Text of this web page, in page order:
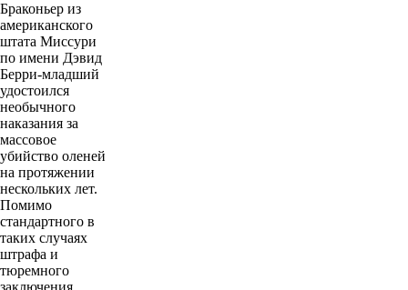
Браконьер из
американского
штата Миссури
по имени Дэвид
Берри-младший
удостоился
необычного
наказания за
массовое
убийство оленей
на протяжении
нескольких лет.
Помимо
стандартного в
таких случаях
штрафа и
тюремного